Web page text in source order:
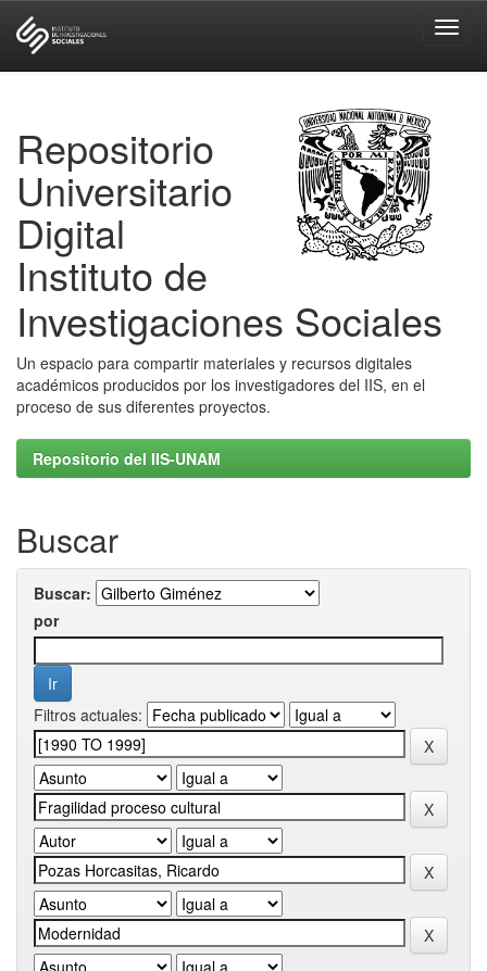
Repositorio
Universitario
Digital
Instituto de
Investigaciones Sociales
Un espacio para compartir materiales y recursos digitales
académicos producidos por los investigadores del IIS, en el
proceso de sus diferentes proyectos.
Repositorio del IIS-UNAM
Buscar
Buscar:
por
Filtros actuales: